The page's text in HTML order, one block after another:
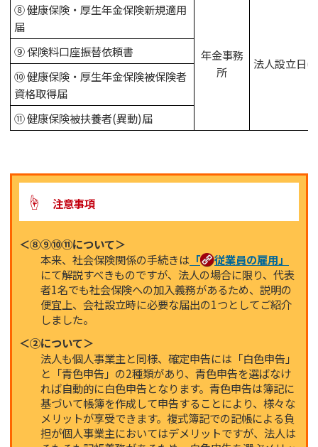
⑧ 健康保険・厚生年金保険新規適用
届
年金事務
所
法人設立日(
⑨ 保険料口座振替依頼書
⑩ 健康保険・厚生年金保険被保険者
資格取得届
⑪ 健康保険被扶養者(異動)届
☝ 注意事項
＜⑧⑨⑩⑪について＞
本来、社会保険関係の手続きは 「
従業員の雇用」
にて解説すべきものですが、法人の場合に限り、代表
者1名でも社会保険への加入義務があるため、説明の
便宜上、会社設立時に必要な届出の1つとしてご紹介
しました。
＜②について＞
法人も個人事業主と同様、確定申告には「白色申告」
と「青色申告」の2種類があり、青色申告を選ばなけ
れば自動的に白色申告となります。青色申告は簿記に
基づいて帳簿を作成して申告することにより、様々な
メリットが享受できます。複式簿記での記帳による負
担が個人事業主においてはデメリットですが、法人は